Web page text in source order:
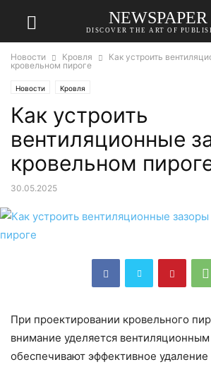
NEWSPAPER
DISCOVER THE ART OF
Новости Кровля
Как устроить
кровельном пироге
Новости Кровля
Как устроить
вентиляционные
кровельном
30.05.2025
При проектировании кровельного
внимание уделяется
обеспечивают эффективное удаление